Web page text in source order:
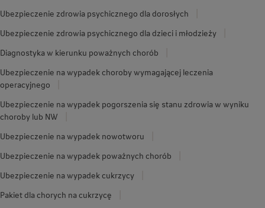
Ubezpieczenie zdrowia psychicznego dla dorosłych
Ubezpieczenie zdrowia psychicznego dla dzieci i młodzieży
Diagnostyka w kierunku poważnych chorób
Ubezpieczenie na wypadek choroby wymagającej leczenia
operacyjnego
Ubezpieczenie na wypadek pogorszenia się stanu zdrowia w wyniku
choroby lub NW
Ubezpieczenie na wypadek nowotworu
Ubezpieczenie na wypadek poważnych chorób
Ubezpieczenie na wypadek cukrzycy
Pakiet dla chorych na cukrzycę